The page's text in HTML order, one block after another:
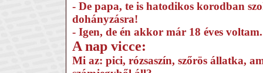
- De papa, te is hatodikos korodban
dohányzásra!
- Igen, de én akkor már 18 éves voltam.
A nap vicce:
Mi az: pici, rózsaszín, szőrös állatka,